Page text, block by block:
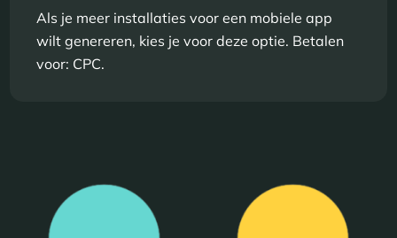
Als je meer installaties voor een mobiele app
wilt genereren, kies je voor deze optie. Betalen
voor: CPC.